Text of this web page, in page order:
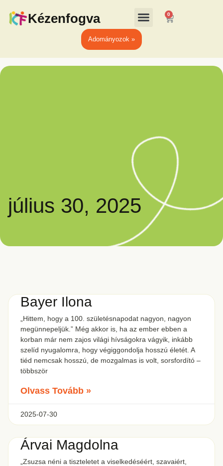
Kézenfogva 0
Adományozok »
július 30, 2025
Bayer Ilona
„Hittem, hogy a 100. születésnapodat nagyon, nagyon
megünnepeljük.” Még akkor is, ha az ember ebben a
korban már nem zajos világi hívságokra vágyik, inkább
szelíd nyugalomra, hogy végiggondolja hosszú életét. A
tiéd nemcsak hosszú, de mozgalmas is volt, sorsfordító –
többször
Olvass Tovább »
2025-07-30
Árvai Magdolna
„Zsuzsa néni a tiszteletet a viselkedéséért, szavaiért,